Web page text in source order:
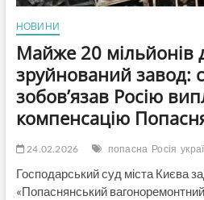
НОВИНИ
Майже 20 мільйонів
зруйнований завод:
зобов’язав Росію
компенсацію
24.02.2026 попасна Росія
Господарський суд міста Києва
«Попаснянський